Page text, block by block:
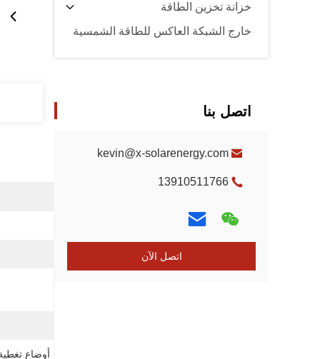
خزانة تخزين الطاقة
خارج الشبكة العاكس للطاقة الشمسية
اتصل بنا
kevin@x-solarenergy.com
13910511766
اتصل الآن
أوضاع تغطية